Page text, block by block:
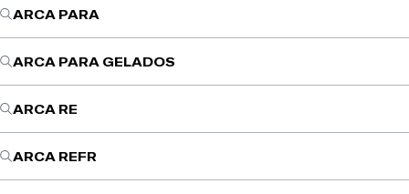
ARCA PARA
ARCA PARA GELADOS
ARCA RE
ARCA REFR